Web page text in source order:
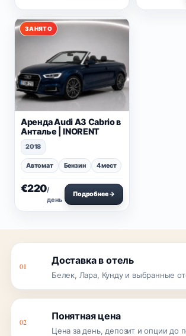
ЗАНЯТО
Аренда Audi A3 Cabrio в
Анталье | INORENT
2018
Автомат Бензин 4 мест
€220/
день
Подробнее →
01 Доставка в отель
Белек, Лара, Кунду и выбранные
02 Понятная цена
Цена за день, депозит и опции до